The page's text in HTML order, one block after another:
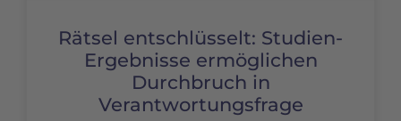
Rätsel entschlüsselt: Studien-
Ergebnisse ermöglichen
Durchbruch in
Verantwortungsfrage